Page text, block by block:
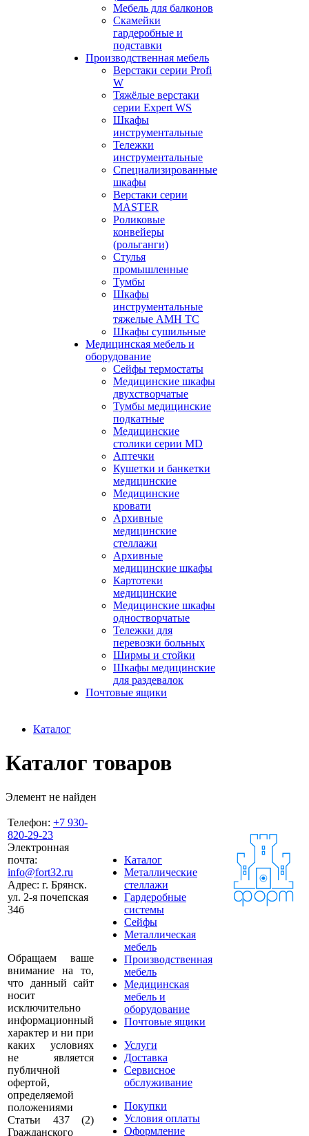
Мебель для балконов
Скамейки
гардеробные и
подставки
Производственная мебель
Верстаки серии Profi
W
Тяжёлые верстаки
серии Expert WS
Шкафы
инструментальные
Тележки
инструментальные
Cпециализированные
шкафы
Верстаки серии
MASTER
Роликовые
конвейеры
(рольганги)
Стулья
промышленные
Тумбы
Шкафы
инструментальные
тяжелые АМН ТС
Шкафы сушильные
Медицинская мебель и
оборудование
Сейфы термостаты
Медицинские шкафы
двухстворчатые
Тумбы медицинские
подкатные
Медицинские
столики серии MD
Аптечки
Кушетки и банкетки
медицинские
Медицинские
кровати
Архивные
медицинские
стеллажи
Архивные
медицинские шкафы
Картотеки
медицинские
Медицинские шкафы
одностворчатые
Тележки для
перевозки больных
Ширмы и стойки
Шкафы медицинские
для раздевалок
Почтовые ящики
Каталог
Каталог товаров
Элемент не найден
Телефон: +7 930-
820-29-23
Электронная
почта:
info@fort32.ru
Адрес: г. Брянск.
ул. 2-я почепская
34б
Обращаем ваше
внимание на то,
что данный сайт
носит
исключительно
информационный
характер и ни при
каких условиях
не является
публичной
офертой,
определяемой
положениями
Статьи 437 (2)
Гражданского
Каталог
Металлические
стеллажи
Гардеробные
системы
Сейфы
Металлическая
мебель
Производственная
мебель
Медицинская
мебель и
оборудование
Почтовые ящики
Услуги
Доставка
Сервисное
обслуживание
Покупки
Условия оплаты
Оформление